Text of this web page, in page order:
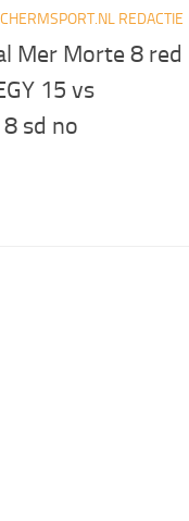
REDACTIE
Mer Morte 8 red
15 vs
8 sd no